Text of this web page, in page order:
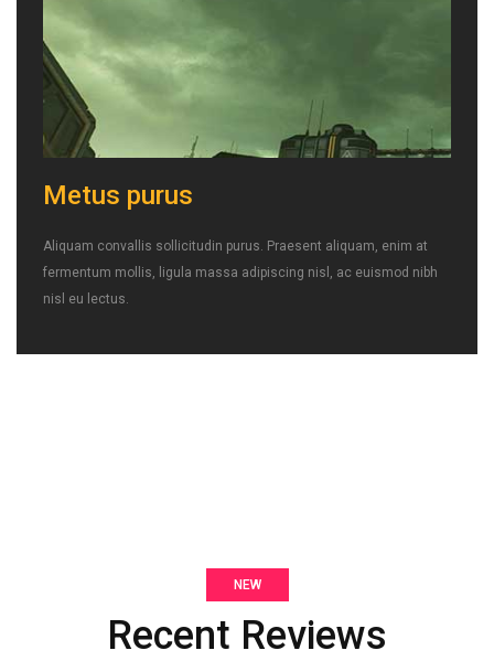
Metus purus
Aliquam convallis sollicitudin purus. Praesent aliquam, enim at
fermentum mollis, ligula massa adipiscing nisl, ac euismod nibh
nisl eu lectus.
NEW
Recent Reviews